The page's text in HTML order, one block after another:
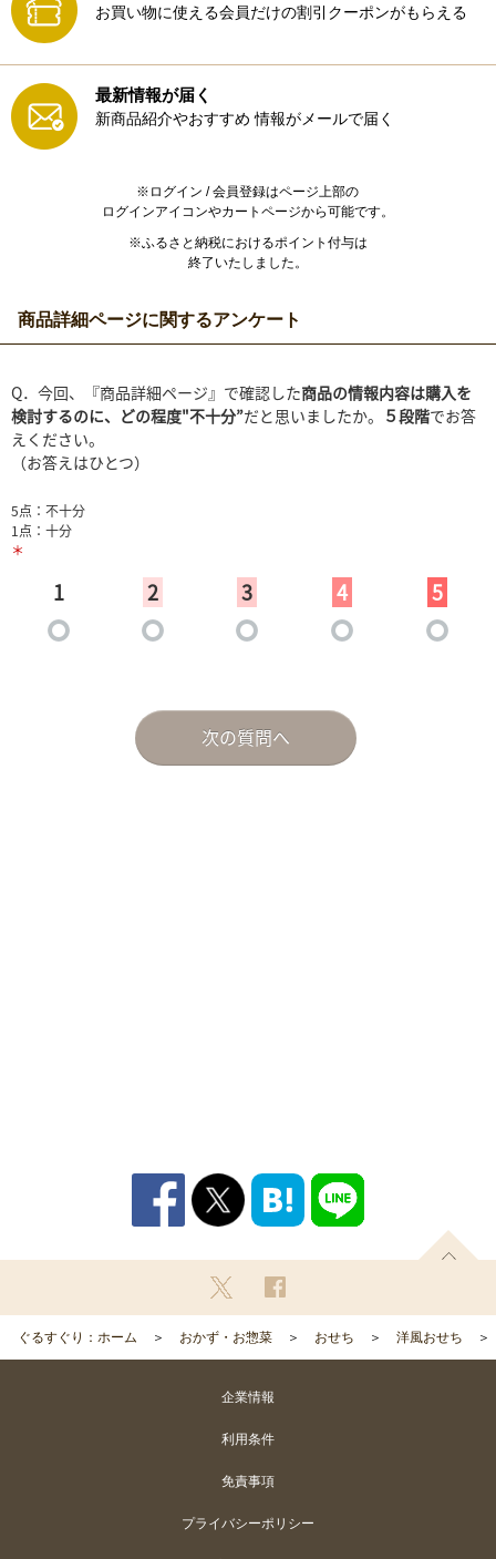
お買い物に使える会員だけの割引クーポンがもらえる
最新情報が届く
新商品紹介やおすすめ 情報がメールで届く
※ログイン / 会員登録はページ上部の
ログインアイコンやカートページから可能です。
※ふるさと納税におけるポイント付与は
終了いたしました。
商品詳細ページに関するアンケート
ぐるすぐり：ホーム おかず・お惣菜 おせち 洋風おせち
企業情報
利用条件
免責事項
プライバシーポリシー